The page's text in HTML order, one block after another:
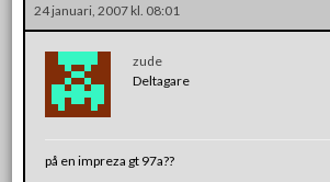
24 januari, 2007 kl. 08:01
zude
Deltagare
på en impreza gt 97a??